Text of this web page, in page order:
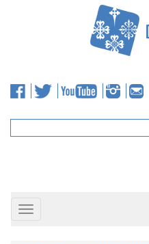
Toggle
navigation